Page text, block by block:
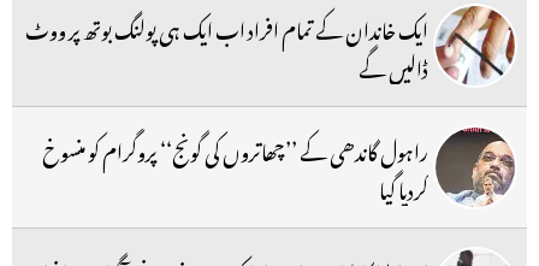
ایک خاندان کے تمام افراد اب ایک ہی پولنگ بوتھ پر ووٹ
ڈالیں گے
راہول گاندھی کے ’’چھاتروں کی گونج‘‘ پروگرام کو منسوخ
کردیا گیا